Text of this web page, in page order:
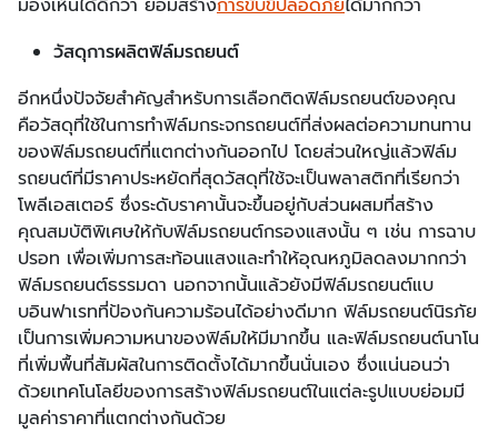
วัสดุการผลิตฟิล์มรถยนต์
อีกหนึ่งปัจจัยสำคัญสำหรับการเลือกติดฟิล์มรถยนต์ของคุณ
คือวัสดุที่ใช้ในการทำฟิล์มกระจกรถยนต์ที่ส่งผลต่อความทนทาน
ของฟิล์มรถยนต์ที่แตกต่างกันออกไป โดยส่วนใหญ่แล้วฟิล์ม
รถยนต์ที่มีราคาประหยัดที่สุดวัสดุที่ใช้จะเป็นพลาสติกที่เรียกว่า
โพลีเอสเตอร์ ซึ่งระดับราคานั้นจะขึ้นอยู่กับส่วนผสมที่สร้าง
คุณสมบัติพิเศษให้กับฟิล์มรถยนต์กรองแสงนั้น ๆ เช่น การฉาบ
ปรอท เพื่อเพิ่มการสะท้อนแสงและทำให้อุณหภูมิลดลงมากกว่า
ฟิล์มรถยนต์ธรรมดา นอกจากนั้นแล้วยังมีฟิล์มรถยนต์แบ
บอินฟาเรทที่ป้องกันความร้อนได้อย่างดีมาก ฟิล์มรถยนต์นิรภัย
เป็นการเพิ่มความหนาของฟิล์มให้มีมากขึ้น และฟิล์มรถยนต์นาโน
ที่เพิ่มพื้นที่สัมผัสในการติดตั้งได้มากขึ้นนั่นเอง ซึ่งแน่นอนว่า
ด้วยเทคโนโลยีของการสร้างฟิล์มรถยนต์ในแต่ละรูปแบบย่อมมี
มูลค่าราคาที่แตกต่างกันด้วย